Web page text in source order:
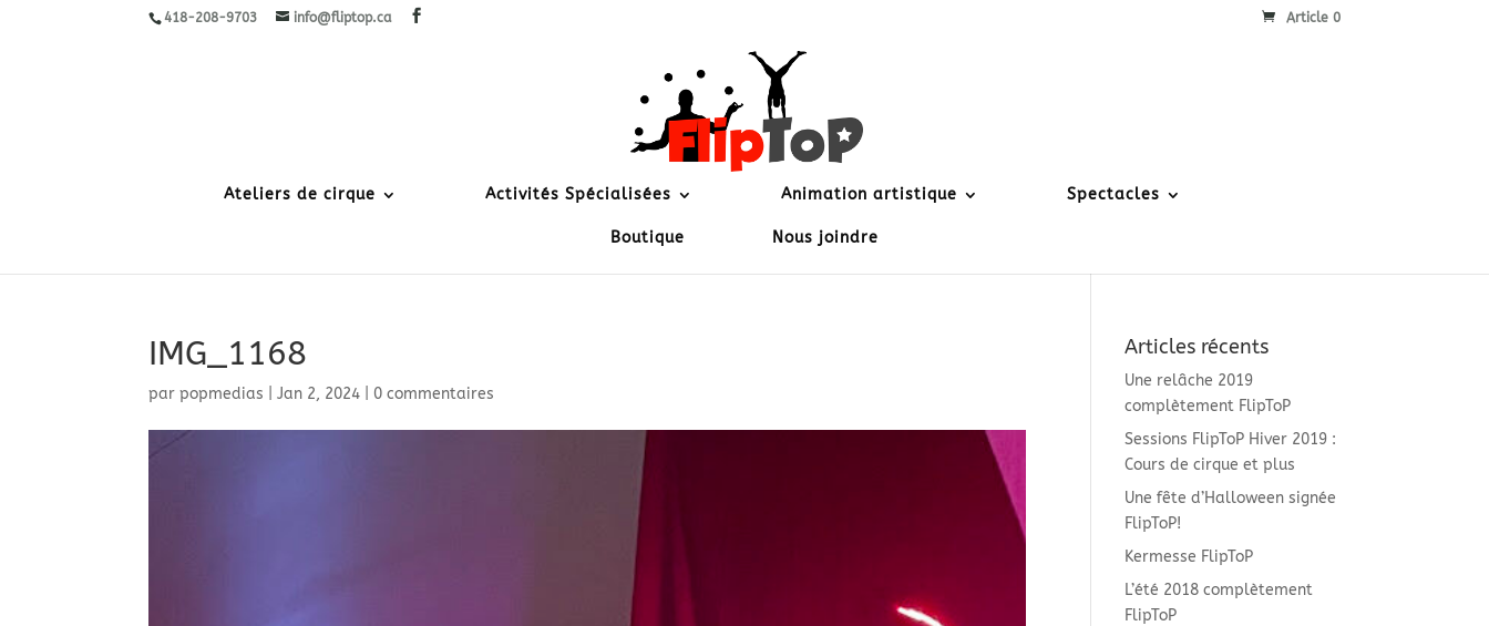
418-208-9703 info@fliptop.ca Article 0
Ateliers de cirque Activités Spécialisées Animation artistique Spectacles
Boutique Nous joindre
IMG_1168
parpopmedias |Jan 2, 2024 0 commentaires
Articles récents
Une relâche 2019
complètement FlipToP
Sessions FlipToP Hiver 2019 :
Cours de cirque et plus
Une fête d’Halloween signée
FlipToP!
Kermesse FlipToP
L’été 2018 complètement
FlipToP